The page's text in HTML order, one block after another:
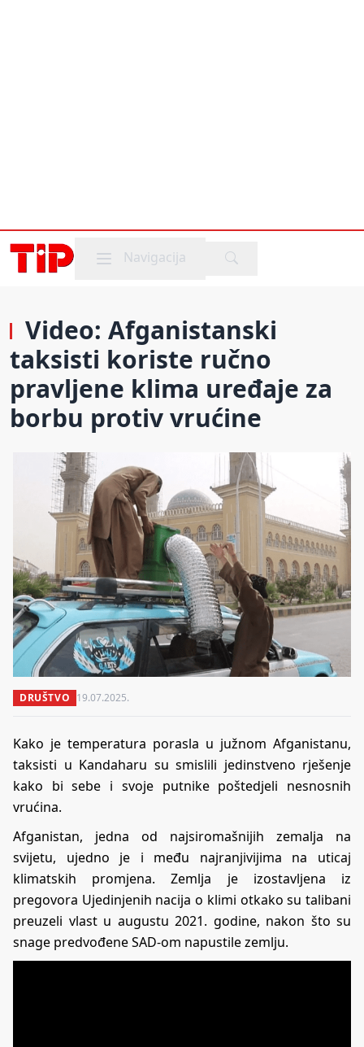
Mobile menu
Navigacija
Video: Afganistanski
taksisti koriste ručno
pravljene klima uređaje za
borbu protiv vrućine
DRUŠTVO 19.07.2025.
Kako je temperatura porasla u južnom Afganistanu,
taksisti u Kandaharu su smislili jedinstveno rješenje
kako bi sebe i svoje putnike poštedjeli nesnosnih
vrućina.
Afganistan, jedna od najsiromašnijih zemalja na
svijetu, ujedno je i među najranjivijima na uticaj
klimatskih promjena. Zemlja je izostavljena iz
pregovora Ujedinjenih nacija o klimi otkako su talibani
preuzeli vlast u augustu 2021. godine, nakon što su
snage predvođene SAD-om napustile zemlju.